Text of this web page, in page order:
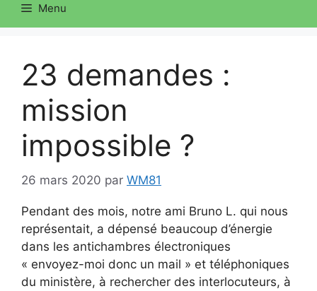
Menu
23 demandes :
mission
impossible ?
26 mars 2020 par WM81
Pendant des mois, notre ami Bruno L. qui nous
représentait, a dépensé beaucoup d’énergie
dans les antichambres électroniques
« envoyez-moi donc un mail » et téléphoniques
du ministère, à rechercher des interlocuteurs, à